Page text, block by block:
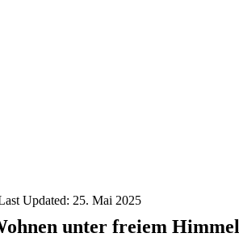
Updated: 25. Mai 2025
unter freiem Himmel